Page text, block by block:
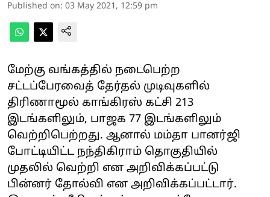
Published on: 03 May 2021, 12:59 pm
மேற்கு வங்கத்தில் நடைபெற்ற
சட்டப்பேரவைத் தேர்தல் முடிவுகளில்
திரிணாமூல் காங்கிரஸ் கட்சி 213
இடங்களிலும், பாஜக 77 இடங்களிலும்
வெற்றிபெற்றது. ஆனால் மம்தா பானர்ஜி
போட்டியிட்ட நந்திகிராம் தொகுதியில்
முதலில் வெற்றி என அறிவிக்கப்பட்டு
பின்னர் தோல்வி என அறிவிக்கப்பட்டார்.